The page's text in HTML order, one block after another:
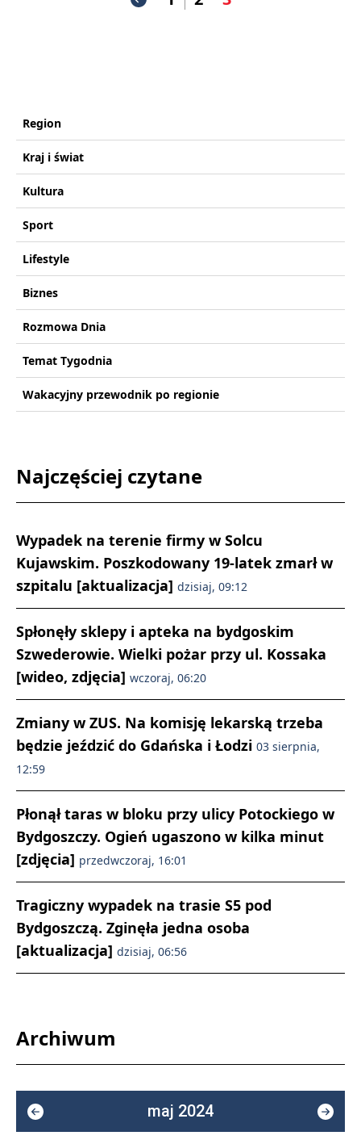
Region
Kraj i świat
Kultura
Sport
Lifestyle
Biznes
Rozmowa Dnia
Temat Tygodnia
Wakacyjny przewodnik po regionie
Najczęściej czytane
Wypadek na terenie firmy w Solcu
Kujawskim. Poszkodowany 19-latek zmarł w
szpitalu [aktualizacja] dzisiaj, 09:12
Spłonęły sklepy i apteka na bydgoskim
Szwederowie. Wielki pożar przy ul. Kossaka
[wideo, zdjęcia] wczoraj, 06:20
Zmiany w ZUS. Na komisję lekarską trzeba
będzie jeździć do Gdańska i Łodzi 03 sierpnia,
12:59
Płonął taras w bloku przy ulicy Potockiego w
Bydgoszczy. Ogień ugaszono w kilka minut
[zdjęcia] przedwczoraj, 16:01
Tragiczny wypadek na trasie S5 pod
Bydgoszczą. Zginęła jedna osoba
[aktualizacja] dzisiaj, 06:56
Archiwum
maj 2024